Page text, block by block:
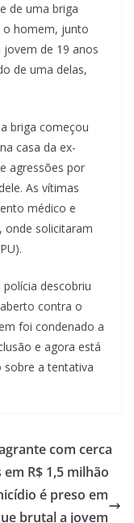
de uma briga
o homem, junto
de 19 anos
de uma delas,
briga começou
casa da ex-
agressões por
As vítimas
médico e
onde solicitaram
descobriu
contra o
foi condenado a
e agora está
sobre a tentativa
com cerca
R$ 1,5 milhão
é preso em
brutal a jovem